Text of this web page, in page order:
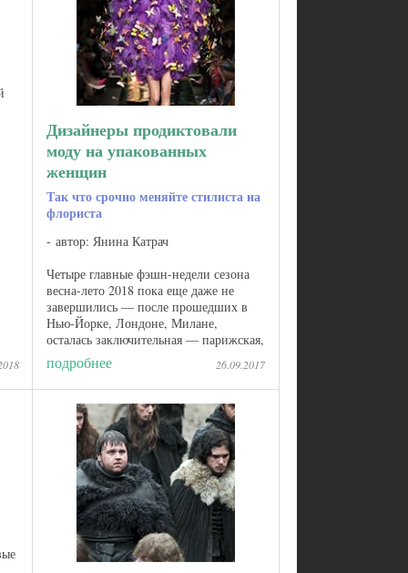
Дизайнеры продиктовали
моду на упакованных
женщин
Так что срочно меняйте стилиста на
флориста
автор: Янина Катрач
Четыре главные фэшн-недели сезона
весна-лето 2018 пока еще даже не
завершились — после прошедших в
Нью-Йорке, Лондоне, Милане,
осталась заключительная — парижская,
но уже хочется поделиться некоторыми
наблюдениями. И знаете что самое ...
подробнее 26.09.2017